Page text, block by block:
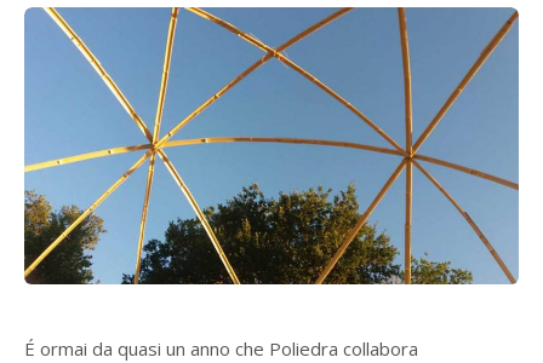
É ormai da quasi un anno che Poliedra collabora